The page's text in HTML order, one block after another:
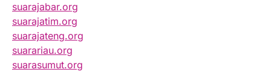
suarajabar.org
suarajatim.org
suarajateng.org
suarariau.org
suarasumut.org